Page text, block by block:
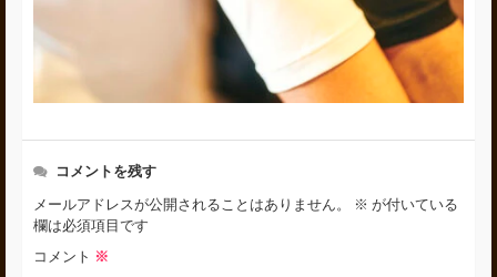
コメントを残す
メールアドレスが公開されることはありません。 ※ が付いている
欄は必須項目です
コメント ※